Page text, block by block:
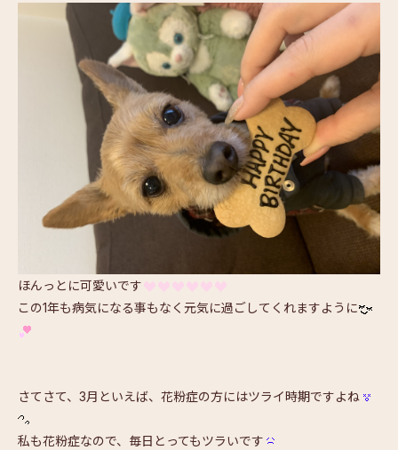
ほんっとに可愛いです
この1年も病気になる事もなく元気に過ごしてくれますように
さてさて、3月といえば、花粉症の方にはツライ時期ですよね
私も花粉症なので、毎日とってもツラいです